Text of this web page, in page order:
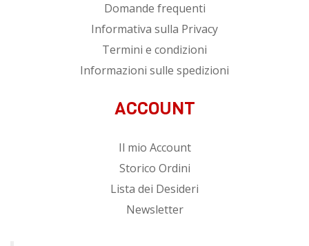
Domande frequenti
Informativa sulla Privacy
Termini e condizioni
Informazioni sulle spedizioni
ACCOUNT
Il mio Account
Storico Ordini
Lista dei Desideri
Newsletter